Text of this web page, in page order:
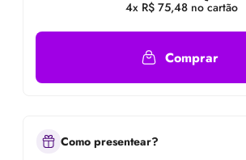
4x R$ 75,48 no cartão
Comprar
Como presentear?